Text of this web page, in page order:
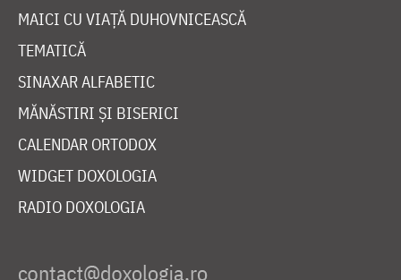
MAICI CU VIAȚĂ DUHOVNICEASCĂ
TEMATICĂ
SINAXAR ALFABETIC
MĂNĂSTIRI ȘI BISERICI
CALENDAR ORTODOX
WIDGET DOXOLOGIA
RADIO DOXOLOGIA